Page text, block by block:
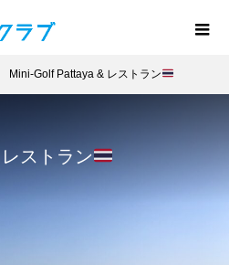
Mini-Golf Pattaya & レストラン
ストラン